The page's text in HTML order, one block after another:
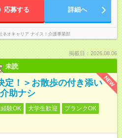
応募する 詳細へ
ネオキャリア ナイス！介護事業部
掲載日：2026.08.06
未読
NEW
定！＞お散歩の付き添い
助ナシ
験OK 大学生歓迎
ブランクOK